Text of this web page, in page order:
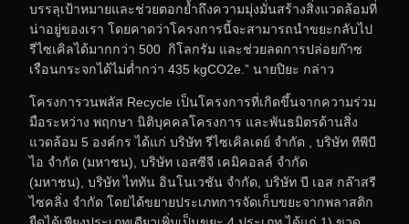
บรรลุเป้าหมายและช่วยตอกย้ำถึงความมุ่งมั่นสร้างสิ่งแวดล้อมที่
น่าอยู่ของเรา โดยคาดว่าโครงการนี้จะสามารถนำขยะกลับไป
รีไซเคิลได้มากกว่า 500 กิโลกรัม และช่วยลดการปล่อยก๊าซ
เรือนกระจกได้ไม่ต่ำกว่า 435 kgCO2e.” นายปิยะ กล่าว
โครงการวนพลัส Recycle เป็นโครงการที่เกิดขึ้นจากความร่วม
มือระหว่าง พฤกษา นิติบุคคลโครงการ และพันธมิตรด้านสิ่ง
แวดล้อม 5 องค์กร ได้แก่ บริษัท รีไซเคิลเดย์ จำกัด , บริษัท ทีพีบี
ไอ จำกัด (มหาชน), บริษัท เอสซีจี เคมิคอลล์ จำกัด
(มหาชน), บริษัท ไททัน อินโนเวชัน จำกัด, บริษัท บี เอส กล๊าสรี
ไซคลิ่ง จำกัด โดยได้ขยายประเภทการจัดเก็บขยะจากพลาสติก